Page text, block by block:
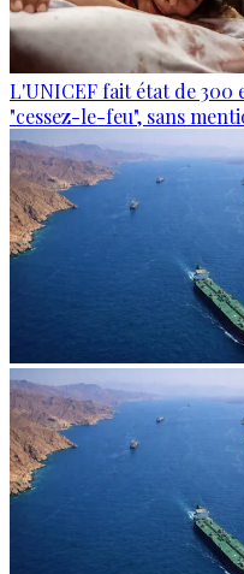
L'UNICEF fait état de 300
"cessez-le-feu", sans